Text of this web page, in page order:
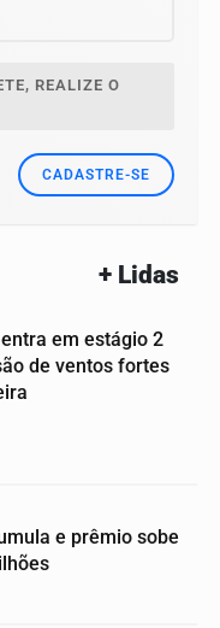
REALIZE O
CADASTRE-SE
+ Lidas
em estágio 2
de ventos fortes
e prêmio sobe